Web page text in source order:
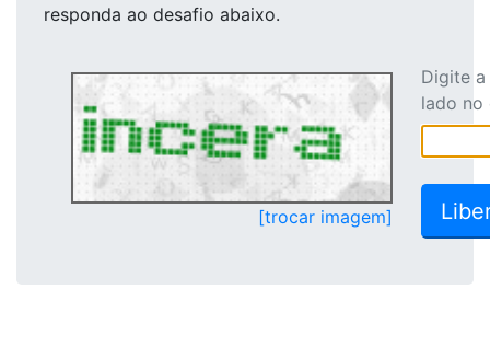
responda ao desafio abaixo.
[trocar imagem]
Digite
lado no